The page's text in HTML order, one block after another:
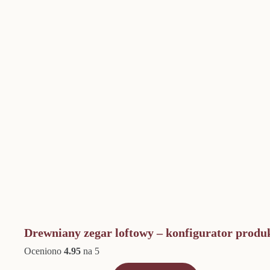
Drewniany zegar loftowy – konfigurator
Oceniono 4.95 na 5
Zakres